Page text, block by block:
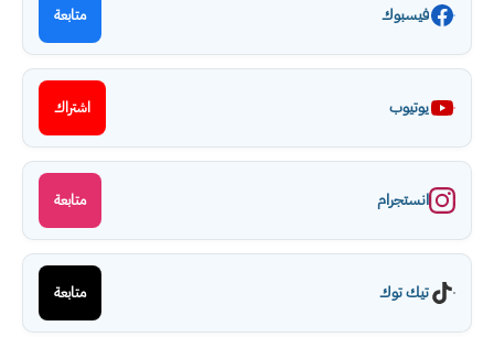
فيسبوك متابعة
يوتيوب اشتراك
انستجرام متابعة
تيك توك متابعة